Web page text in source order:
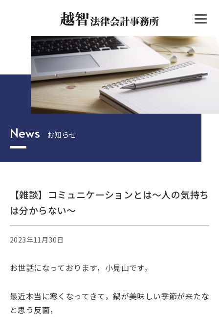
News お知らせ
【雑談】コミュニケーションとは～人の気持ち
は分からない～
2023年11月30日
お世話になっております，小見山です。
最近本当に寒くなってきて，鍋が美味しい季節が来たな
と思う反面，